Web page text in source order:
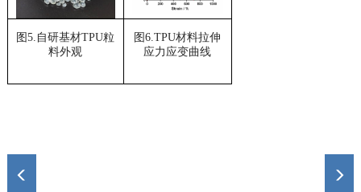
图5.自研基材TPU粒
料外观
图6.TPU材料拉伸
应力应变曲线